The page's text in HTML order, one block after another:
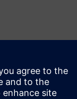
potrebna je